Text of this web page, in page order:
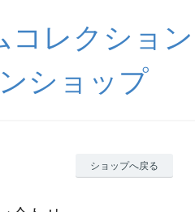
コレクション
ショップ
ショップへ戻る